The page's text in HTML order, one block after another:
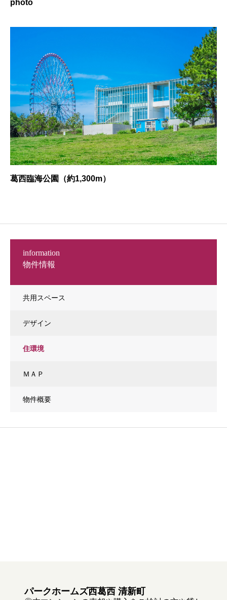
photo
葛西臨海公園（約1,300m）
物件情報
information
共用スペース
デザイン
住環境
ＭＡＰ
物件概要
パークホームズ西葛西 清新町